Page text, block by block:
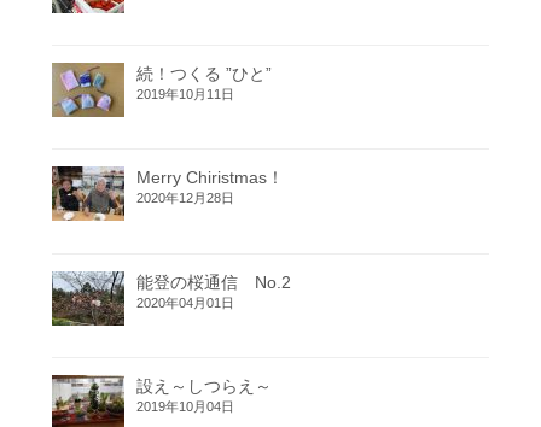
続！つくる ”ひと”
2019年10月11日
Merry Chiristmas！
2020年12月28日
能登の桜通信 No.2
2020年04月01日
設え～しつらえ～
2019年10月04日